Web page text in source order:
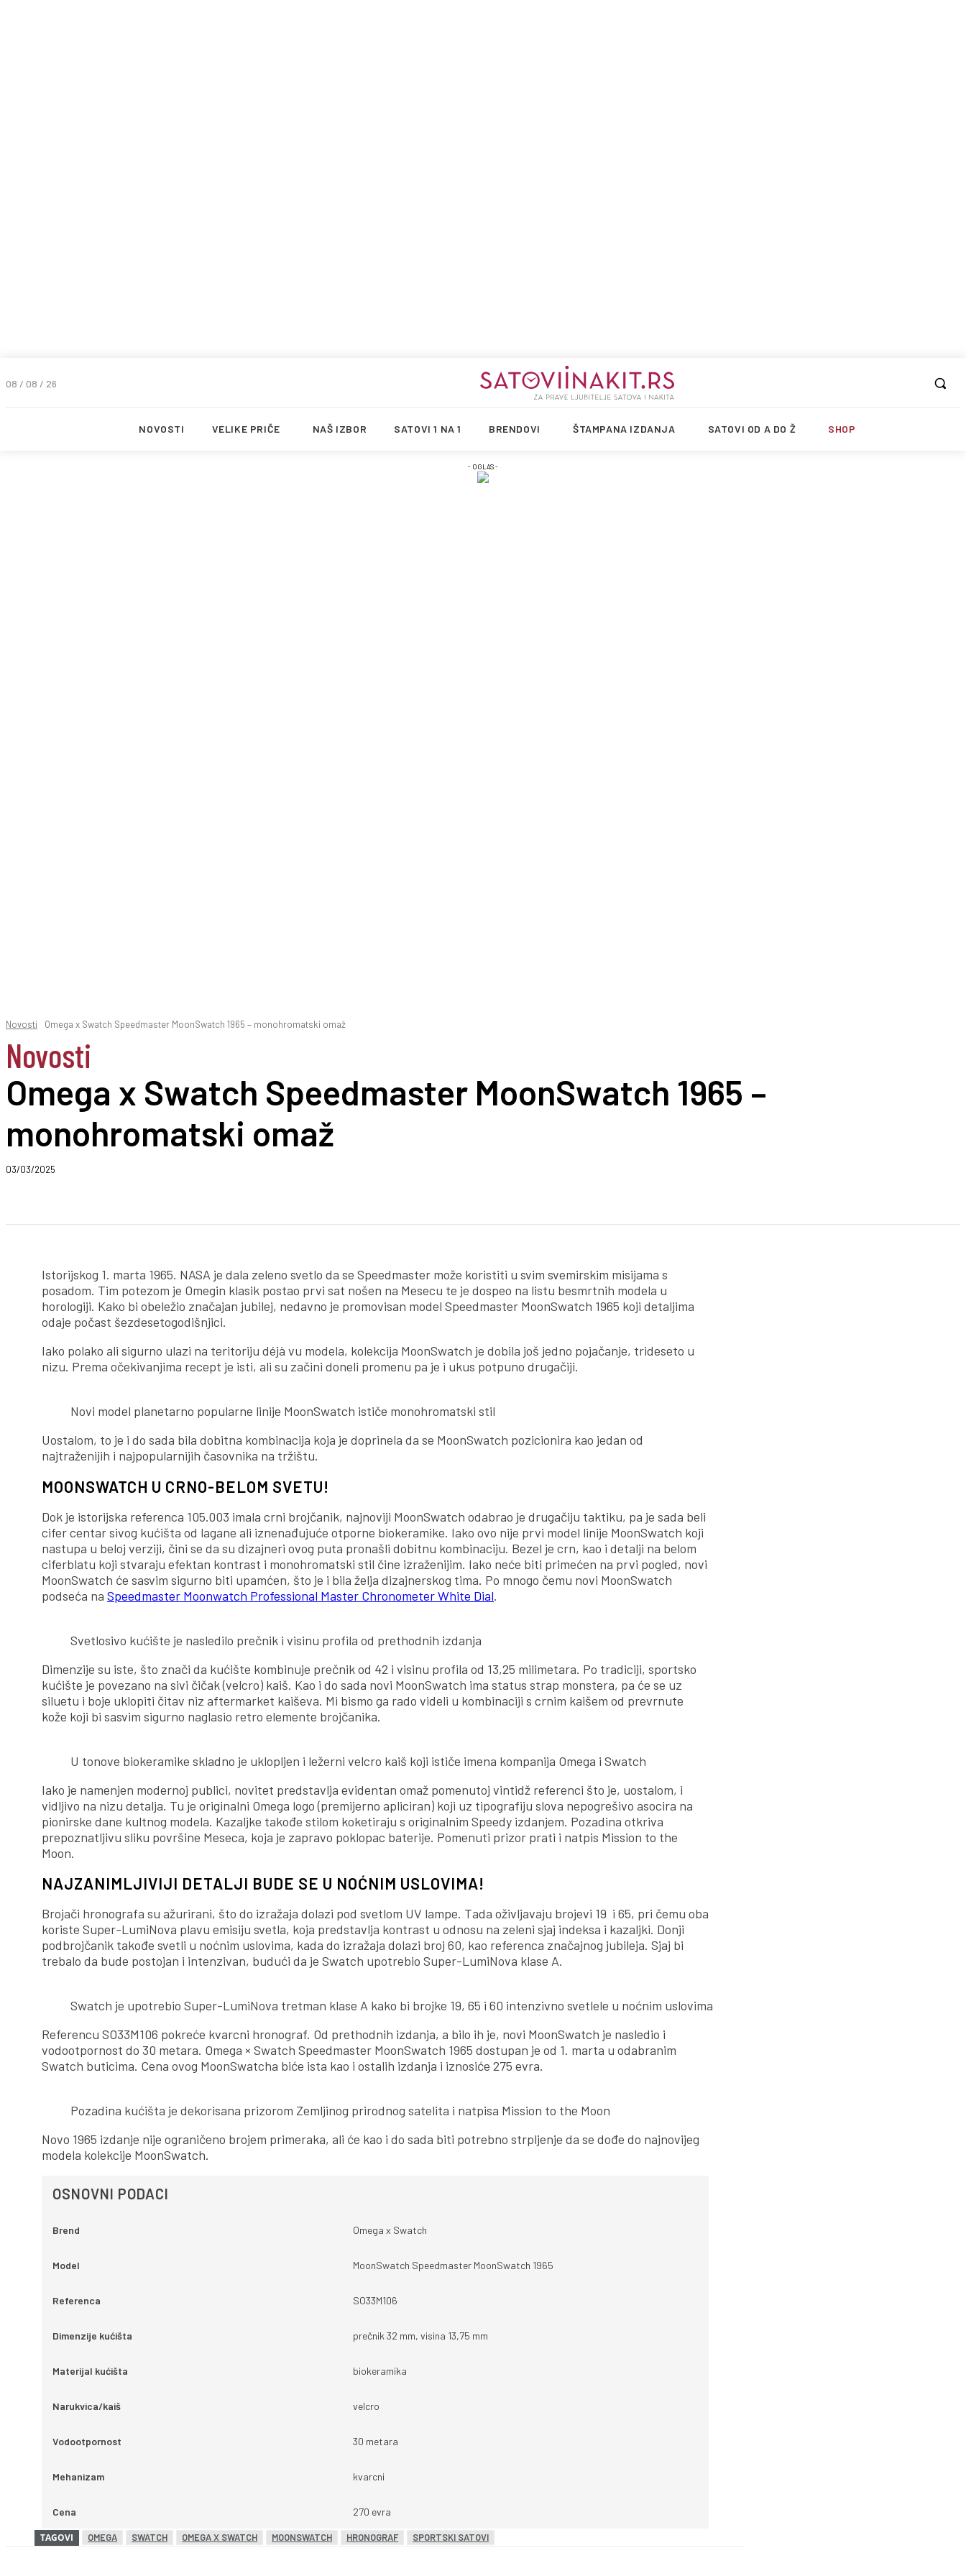
08 / 08 / 26
NOVOSTI VELIKE PRIČE NAŠ IZBOR SATOVI 1 NA 1 BRENDOVI ŠTAMPANA IZDANJA SATOVI OD A DO Ž SHOP
- OGLAS -
Novosti Omega x Swatch Speedmaster MoonSwatch 1965 – monohromatski omaž
Novosti
Omega x Swatch Speedmaster MoonSwatch 1965 –
monohromatski omaž
03/03/2025
Istorijskog 1. marta 1965. NASA je dala zeleno svetlo da se Speedmaster može koristiti u svim svemirskim misijama s
posadom. Tim potezom je Omegin klasik postao prvi sat nošen na Mesecu te je dospeo na listu besmrtnih modela u
horologiji. Kako bi obeležio značajan jubilej, nedavno je promovisan model Speedmaster MoonSwatch 1965 koji detaljima
odaje počast šezdesetogodišnjici.
Iako polako ali sigurno ulazi na teritoriju déjà vu modela, kolekcija MoonSwatch je dobila još jedno pojačanje, trideseto u
nizu. Prema očekivanjima recept je isti, ali su začini doneli promenu pa je i ukus potpuno drugačiji.
Novi model planetarno popularne linije MoonSwatch ističe monohromatski stil
Uostalom, to je i do sada bila dobitna kombinacija koja je doprinela da se MoonSwatch pozicionira kao jedan od
najtraženijih i najpopularnijih časovnika na tržištu.
MOONSWATCH U CRNO-BELOM SVETU!
Dok je istorijska referenca 105.003 imala crni brojčanik, najnoviji MoonSwatch odabrao je drugačiju taktiku, pa je sada beli
cifer centar sivog kućišta od lagane ali iznenađujuće otporne biokeramike. Iako ovo nije prvi model linije MoonSwatch koji
nastupa u beloj verziji, čini se da su dizajneri ovog puta pronašli dobitnu kombinaciju. Bezel je crn, kao i detalji na belom
ciferblatu koji stvaraju efektan kontrast i monohromatski stil čine izraženijim. Iako neće biti primećen na prvi pogled, novi
MoonSwatch će sasvim sigurno biti upamćen, što je i bila želja dizajnerskog tima. Po mnogo čemu novi MoonSwatch
podseća na Speedmaster Moonwatch Professional Master Chronometer White Dial.
Svetlosivo kućište je nasledilo prečnik i visinu profila od prethodnih izdanja
Dimenzije su iste, što znači da kućište kombinuje prečnik od 42 i visinu profila od 13,25 milimetara. Po tradiciji, sportsko
kućište je povezano na sivi čičak (velcro) kaiš. Kao i do sada novi MoonSwatch ima status strap monstera, pa će se uz
siluetu i boje uklopiti čitav niz aftermarket kaiševa. Mi bismo ga rado videli u kombinaciji s crnim kaišem od prevrnute
kože koji bi sasvim sigurno naglasio retro elemente brojčanika.
U tonove biokeramike skladno je uklopljen i ležerni velcro kaiš koji ističe imena kompanija Omega i Swatch
Iako je namenjen modernoj publici, novitet predstavlja evidentan omaž pomenutoj vintidž referenci što je, uostalom, i
vidljivo na nizu detalja. Tu je originalni Omega logo (premijerno apliciran) koji uz tipografiju slova nepogrešivo asocira na
pionirske dane kultnog modela. Kazaljke takođe stilom koketiraju s originalnim Speedy izdanjem. Pozadina otkriva
prepoznatljivu sliku površine Meseca, koja je zapravo poklopac baterije. Pomenuti prizor prati i natpis Mission to the
Moon.
NAJZANIMLJIVIJI DETALJI BUDE SE U NOĆNIM USLOVIMA!
Brojači hronografa su ažurirani, što do izražaja dolazi pod svetlom UV lampe. Tada oživljavaju brojevi 19 i 65, pri čemu oba
koriste Super-LumiNova plavu emisiju svetla, koja predstavlja kontrast u odnosu na zeleni sjaj indeksa i kazaljki. Donji
podbrojčanik takođe svetli u noćnim uslovima, kada do izražaja dolazi broj 60, kao referenca značajnog jubileja. Sjaj bi
trebalo da bude postojan i intenzivan, budući da je Swatch upotrebio Super-LumiNova klase A.
Swatch je upotrebio Super-LumiNova tretman klase A kako bi brojke 19, 65 i 60 intenzivno svetlele u noćnim uslovima
Referencu SO33M106 pokreće kvarcni hronograf. Od prethodnih izdanja, a bilo ih je, novi MoonSwatch je nasledio i
vodootpornost do 30 metara. Omega × Swatch Speedmaster MoonSwatch 1965 dostupan je od 1. marta u odabranim
Swatch buticima. Cena ovog MoonSwatcha biće ista kao i ostalih izdanja i iznosiće 275 evra.
Pozadina kućišta je dekorisana prizorom Zemljinog prirodnog satelita i natpisa Mission to the Moon
Novo 1965 izdanje nije ograničeno brojem primeraka, ali će kao i do sada biti potrebno strpljenje da se dođe do najnovijeg
modela kolekcije MoonSwatch.
OSNOVNI PODACI
Brend Omega x Swatch
Model MoonSwatch Speedmaster MoonSwatch 1965
Referenca SO33M106
Dimenzije kućišta prečnik 32 mm, visina 13,75 mm
Materijal kućišta biokeramika
Narukvica/kaiš velcro
Vodootpornost 30 metara
Mehanizam kvarcni
Cena 270 evra
TAGOVI OMEGA SWATCH OMEGA X SWATCH MOONSWATCH HRONOGRAF SPORTSKI SATOVI